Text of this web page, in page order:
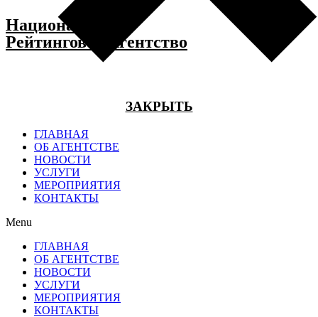
Национальное
Рейтинговое Агентство
ЗАКРЫТЬ
ГЛАВНАЯ
ОБ АГЕНТСТВЕ
НОВОСТИ
УСЛУГИ
МЕРОПРИЯТИЯ
КОНТАКТЫ
Menu
ГЛАВНАЯ
ОБ АГЕНТСТВЕ
НОВОСТИ
УСЛУГИ
МЕРОПРИЯТИЯ
КОНТАКТЫ